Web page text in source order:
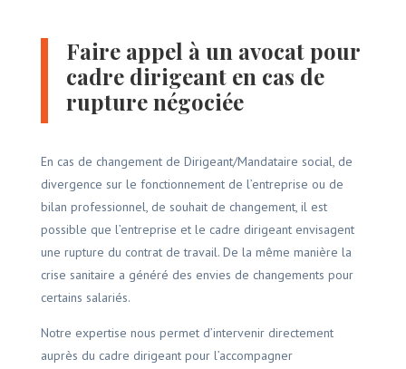
Faire appel à un avocat pour
cadre dirigeant en cas de
rupture négociée
En cas de changement de Dirigeant/Mandataire social, de
divergence sur le fonctionnement de l’entreprise ou de
bilan professionnel, de souhait de changement, il est
possible que l’entreprise et le cadre dirigeant envisagent
une rupture du contrat de travail. De la même manière la
crise sanitaire a généré des envies de changements pour
certains salariés.
Notre expertise nous permet d’intervenir directement
auprès du cadre dirigeant pour l’accompagner